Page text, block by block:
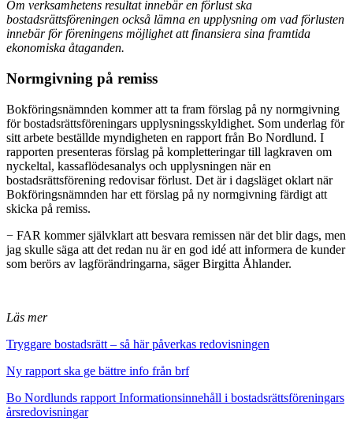
Om verksamhetens resultat innebär en förlust ska
bostadsrättsföreningen också lämna en upplysning om vad förlusten
innebär för föreningens möjlighet att finansiera sina framtida
ekonomiska åtaganden.
Normgivning på remiss
Bokföringsnämnden kommer att ta fram förslag på ny normgivning
för bostadsrättsföreningars upplysningsskyldighet. Som underlag för
sitt arbete beställde myndigheten en rapport från Bo Nordlund. I
rapporten presenteras förslag på kompletteringar till lagkraven om
nyckeltal, kassaflödesanalys och upplysningen när en
bostadsrättsförening redovisar förlust. Det är i dagsläget oklart när
Bokföringsnämnden har ett förslag på ny normgivning färdigt att
skicka på remiss.
− FAR kommer självklart att besvara remissen när det blir dags, men
jag skulle säga att det redan nu är en god idé att informera de kunder
som berörs av lagförändringarna, säger Birgitta Åhlander.
Läs mer
Tryggare bostadsrätt – så här påverkas redovisningen
Ny rapport ska ge bättre info från brf
Bo Nordlunds rapport Informationsinnehåll i bostadsrättsföreningars
årsredovisningar